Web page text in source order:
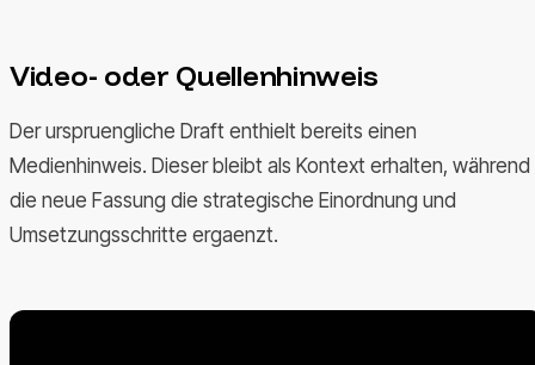
Video- oder Quellenhinweis
Der urspruengliche Draft enthielt bereits einen
Medienhinweis. Dieser bleibt als Kontext erhalten, während
die neue Fassung die strategische Einordnung und
Umsetzungsschritte ergaenzt.